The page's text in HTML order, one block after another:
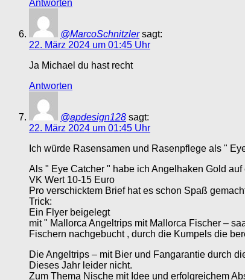
Antworten
@MarcoSchnitzler sagt:
22. März 2024 um 01:45 Uhr
Ja Michael du hast recht
Antworten
@apdesign128 sagt:
22. März 2024 um 01:45 Uhr
Ich würde Rasensamen und Rasenpflege als "
Als " Eye Catcher " habe ich Angelhaken Gold
VK Wert 10-15 Euro
Pro verschicktem Brief hat es schon Spaß
Trick:
Ein Flyer beigelegt
mit " Mallorca Angeltrips mit Mallorca Fischer –
Fischern nachgebucht , durch die Kumpels die
Die Angeltrips – mit Bier und Fangarantie durch
Dieses Jahr leider nicht.
Zum Thema Nische mit Idee und erfolgreichem